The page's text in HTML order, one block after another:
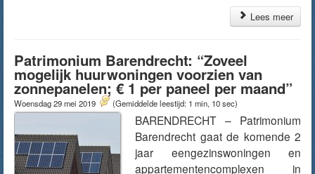
Lees meer
Patrimonium Barendrecht: “Zoveel
mogelijk huurwoningen voorzien van
zonnepanelen; € 1 per paneel per maand”
Woensdag 29 mei 2019 (Gemiddelde leestijd: 1 min, 10 sec)
BARENDRECHT – Patrimonium
Barendrecht gaat de komende 2
jaar eengezinswoningen en
appartementencomplexen in